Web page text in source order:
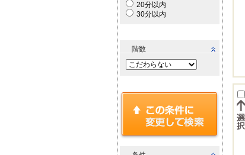
20分以内
30分以内
階数